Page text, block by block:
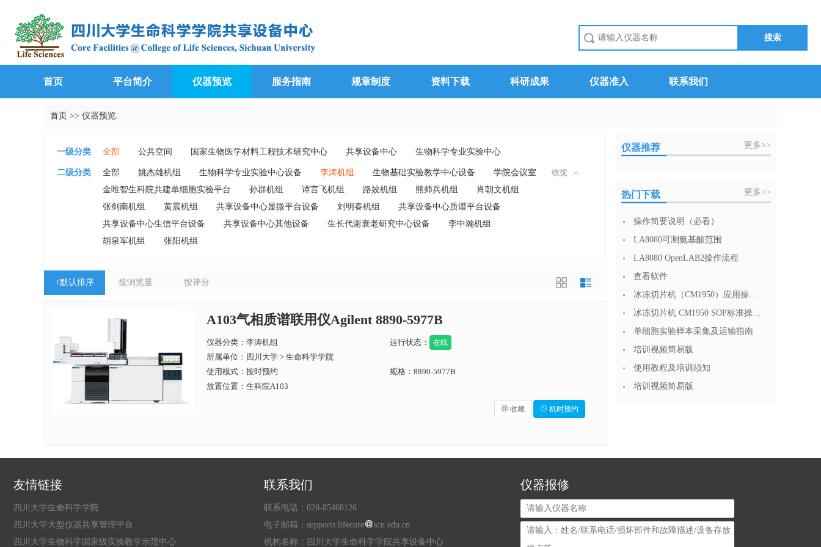
首页 平台简介 仪器预览 服务指南 规章制度 资料下载 科研成果 仪器准入 联系我们
首页 >> 仪器预览
一级分类 全部 公共空间 国家生物医学材料工程技术研究中心 共享设备中心
生物科学专业实验中心
生物基础实验教学中心
生长代谢衰老研究中心 其它机组
二级分类 全部 姚杰雄机组 生物科学专业实验中心设备 李涛机组 生物基础实验教学中心设备
学院会议室
金唯智生科院共建单细胞实验平台
孙群机组 谭言飞机组 路姣机组 熊师兵机组
肖朝文机组
张剑南机组
黄震机组 共享设备中心显微平台设备 刘明春机组
共享设备中心质谱平台设备
共享设备中心生信平台设备
共享设备中心其他设备 生长代谢衰老研究中心设备
李中瀚机组
胡泉军机组
张阳机组
收拢
↑默认排序 按浏览量 按评分
A103气相质谱联用仪Agilent 8890-5977B
仪器分类：李涛机组 运行状态： 在线
所属单位： 四川大学 > 生命科学学院
使用模式：按时预约
规格：8890-5977B
放置位置：生科院A103
 收藏  机时预约
仪器推荐 更多>>
热门下载 更多>>
操作简要说明（必看）
LA8080可测氨基酸范围
LA8080 OpenLAB2操作流程
查看软件
冰冻切片机（CM1950）应用操作 (2)
冰冻切片机 CM1950 SOP标准操作流程 20191212
单细胞实验样本采集及运输指南
培训视频简易版
使用教程及培训须知
培训视频简易版
友情链接
四川大学生命科学学院
四川大学大型仪器共享管理平台
四川大学生物科学国家级实验教学示范中心
联系我们
联系电话：028-85468126
电子邮箱：supports.lifecore
scu.edu.cn
机构名称：四川大学生命科学学院共享设备中心
仪器报修